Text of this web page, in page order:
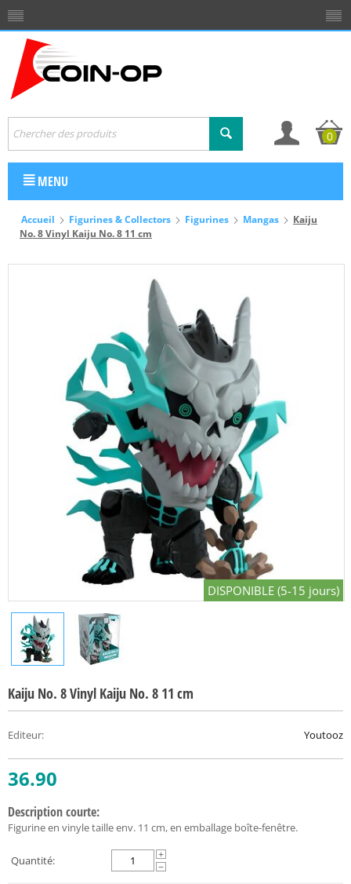
0
MENU
Accueil Figurines & Collectors Figurines Mangas
Kaiju
No. 8 Vinyl Kaiju No. 8 11 cm
DISPONIBLE (5-15 jours)
Kaiju No. 8 Vinyl Kaiju No. 8 11 cm
Editeur: Youtooz
36.90
Description courte:
Figurine en vinyle taille env. 11 cm, en emballage boîte-fenêtre.
Quantité:
+
−